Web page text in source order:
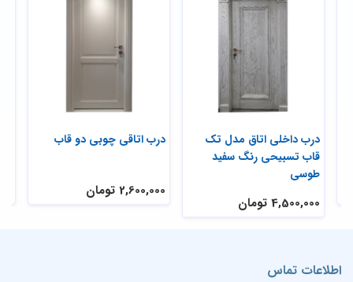
درب داخلی اتاق مدل تک
درب نردبانی اتاق رویه سفید
رنگ مدل R35
اطلاعات تماس